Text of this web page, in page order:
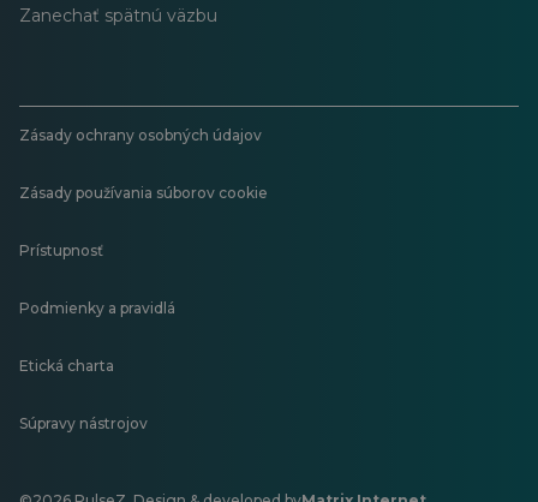
Zanechať spätnú väzbu
Zásady ochrany osobných údajov
Zásady používania súborov cookie
Prístupnosť
Podmienky a pravidlá
Etická charta
Súpravy nástrojov